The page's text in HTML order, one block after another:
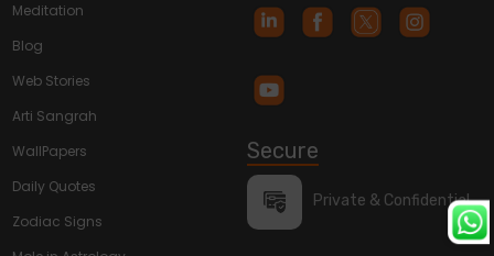
Meditation
Blog
Web Stories
Arti Sangrah
WallPapers
Daily Quotes
Zodiac Signs
Secure
Private & Confidential